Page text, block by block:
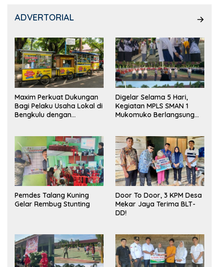
ADVERTORIAL
Maxim Perkuat Dukungan
Bagi Pelaku Usaha Lokal di
Bengkulu dengan
Pasar
Digelar Selama 5 Hari,
Kegiatan MPLS SMAN 1
Mukomuko Berlangsung
Pemdes Talang Kuning
Gelar Rembug Stunting
Door To Door, 3 KPM Desa
Mekar Jaya Terima BLT-
DD!